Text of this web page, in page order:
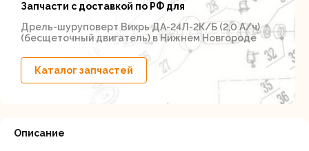
Запчасти с доставкой по РФ для
Дрель-шуруповерт Вихрь ДА-24Л-2К/Б (2,0 А/ч)
(бесщеточный двигатель) в Нижнем Новгороде
Каталог запчастей
Описание